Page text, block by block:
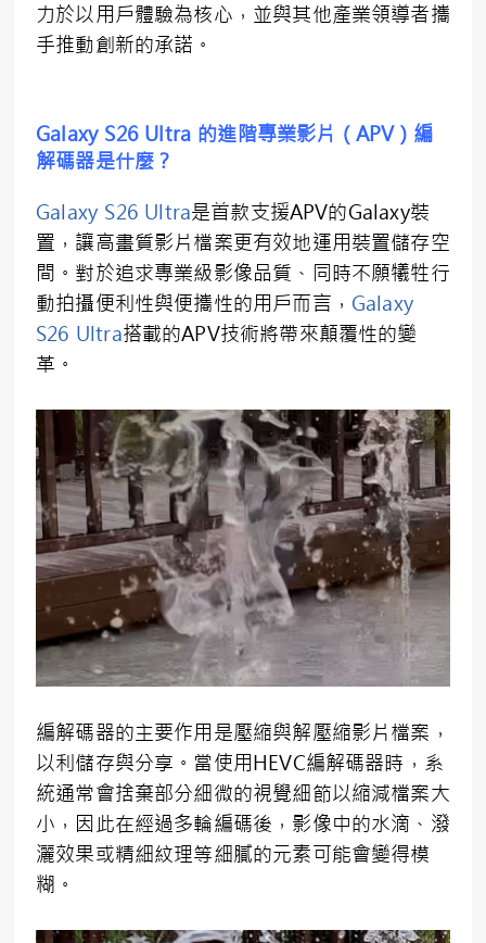
力於以用戶體驗為核心，並與其他產業領導者攜
手推動創新的承諾。
Galaxy S26 Ultra 的進階專業影片（APV）編
解碼器是什麼？
Galaxy S26 Ultra是首款支援APV的Galaxy裝
置，讓高畫質影片檔案更有效地運用裝置儲存空
間。對於追求專業級影像品質、同時不願犧牲行
動拍攝便利性與便攜性的用戶而言， Galaxy
S26 Ultra搭載的APV技術將帶來顛覆性的變
革。
編解碼器的主要作用是壓縮與解壓縮影片檔案，
以利儲存與分享。當使用HEVC編解碼器時，系
統通常會捨棄部分細微的視覺細節以縮減檔案大
小，因此在經過多輪編碼後，影像中的水滴、潑
灑效果或精細紋理等細膩的元素可能會變得模
糊。